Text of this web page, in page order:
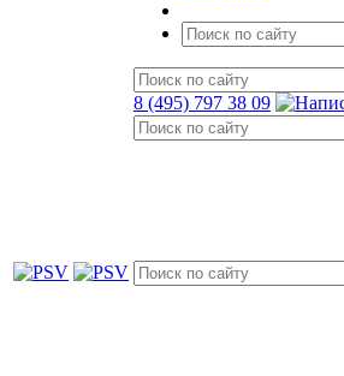
8 (495) 797 38 09